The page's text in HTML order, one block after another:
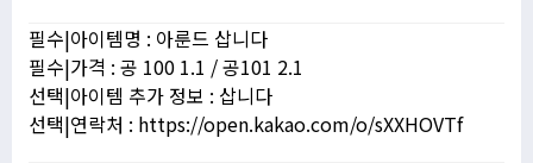
필수|아이템명 : 아룬드 삽니다
필수|가격 : 공 100 1.1 / 공101 2.1
선택|아이템 추가 정보 : 삽니다
선택|연락처 : https://open.kakao.com/o/sXXHOVTf